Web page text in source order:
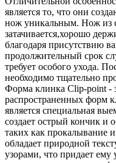
является то, что они
нож уникальным. Нож из
затачивается,хорошо
благодаря присутствию
продолжительный срок
требует особого ухода.
необходимо тщательно
Форма клинка Clip-point -
распространенных форм
является специальная
создает острый кончик и
таких как прокалывание
обладает природной
узорами, что придает ему